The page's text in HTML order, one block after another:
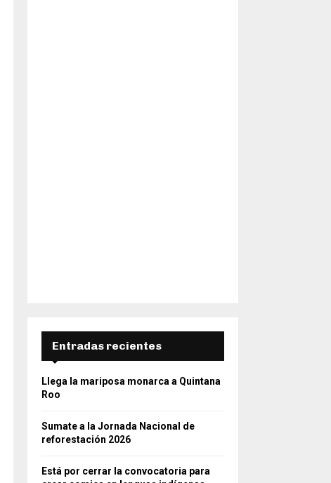
Entradas recientes
Llega la mariposa monarca a Quintana
Roo
Sumate a la Jornada Nacional de
reforestación 2026
Está por cerrar la convocatoria para